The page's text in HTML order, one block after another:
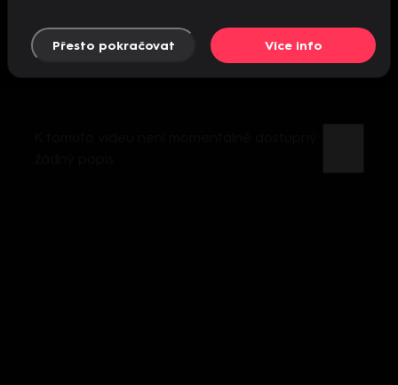
Přesto pokračovat Více info